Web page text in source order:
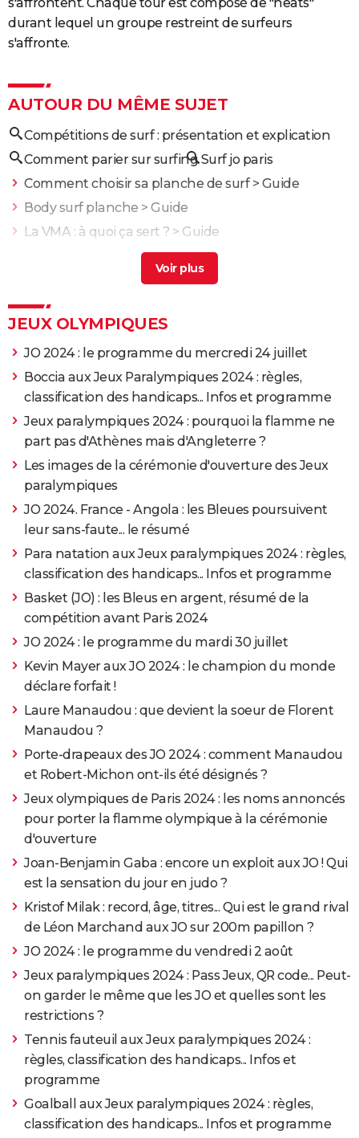
s'affrontent. Chaque tour est composé de "heats"
durant lequel un groupe restreint de surfeurs
s'affronte.
AUTOUR DU MÊME SUJET
Compétitions de surf : présentation et explication
Comment parier sur surfing Surf jo paris
Comment choisir sa planche de surf> Guide
Body surf planche > Guide
La VMA : à quoi ça sert ? > Guide
Tournoi des 6 Nations 2026 : scores, résultats et
JEUX OLYMPIQUES
JO 2024 : le programme du mercredi 24 juillet
Boccia aux Jeux Paralympiques 2024 : règles,
classification des handicaps... Infos et programme
Jeux paralympiques 2024 : pourquoi la flamme ne
part pas d'Athènes mais d'Angleterre ?
Les images de la cérémonie d'ouverture des Jeux
paralympiques
JO 2024. France - Angola : les Bleues poursuivent
leur sans-faute... le résumé
Para natation aux Jeux paralympiques 2024 : règles,
classification des handicaps... Infos et programme
Basket (JO) : les Bleus en argent, résumé de la
compétition avant Paris 2024
JO 2024 : le programme du mardi 30 juillet
Kevin Mayer aux JO 2024 : le champion du monde
déclare forfait !
Laure Manaudou : que devient la soeur de Florent
Manaudou ?
Porte-drapeaux des JO 2024 : comment Manaudou
et Robert-Michon ont-ils été désignés ?
Jeux olympiques de Paris 2024 : les noms annoncés
pour porter la flamme olympique à la cérémonie
d'ouverture
Joan-Benjamin Gaba : encore un exploit aux JO ! Qui
est la sensation du jour en judo ?
Kristof Milak : record, âge, titres... Qui est le grand rival
de Léon Marchand aux JO sur 200m papillon ?
JO 2024 : le programme du vendredi 2 août
Jeux paralympiques 2024 : Pass Jeux, QR code... Peut-
on garder le même que les JO et quelles sont les
restrictions ?
Tennis fauteuil aux Jeux paralympiques 2024 :
règles, classification des handicaps... Infos et
programme
Goalball aux Jeux paralympiques 2024 : règles,
classification des handicaps... Infos et programme